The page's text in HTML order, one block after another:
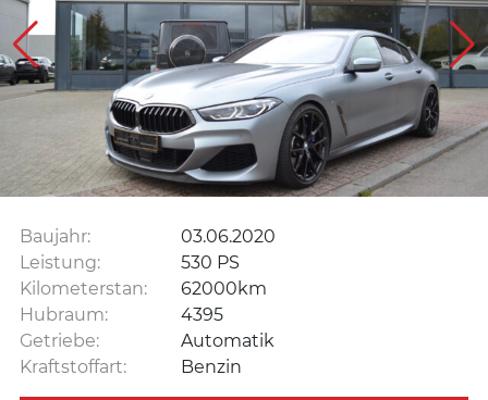
Baujahr:
03.06.2020
Leistung:
530 PS
Kilometerstan:
62000km
Hubraum:
4395
Getriebe:
Automatik
Kraftstoffart:
Benzin